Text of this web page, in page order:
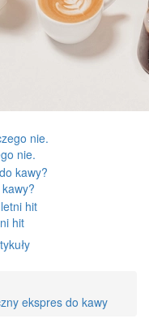
nie.
hit
ekspres do kawy